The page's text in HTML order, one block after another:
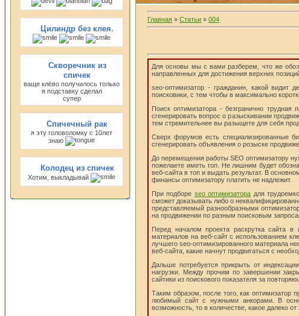
Цилиндр без клея.
Скворечник из
спичек
ваще клёво получилось только
я подставку сделал
супер
Спичечный рак
я эту головоломку с 10лет
знаю
Колодец из спичек
Хотим, выкладывай
Главная » Статьи » 004
Для основы мы с вами разберем, что же
направленных для достижения верхних
seo-оптимизатор - гражданин, какой видит
поисковики, с тем чтобы в максимально
Поиск оптимизатора - безгранично
сгенерировать вопрос о разыскивании
тем стремительнее вы разыщете для себя
Сверх форумов есть специализированные
сгенерировать объявления о розыске
До перемещения работы SEO оптимизатору
пожелаете иметь топ. Не лишним будет
веб-сайта в топ и выдать результат. В
финансы оптимизатору платить не надлежит.
При подборе seo оптимизатора для
сможет доказывать либо о
представляемый разнообразными
на продвижении по разным поисковым
Перед началом проекта раскрутка сайта в
материалов на веб-сайт с использованием
лучшего seo-оптимизированного материала
веб-сайта, какие начнут продвигаться с
Дальше потребуется прикрыть от
нагрузки. Между прочим по завершении
сайтики из поискового показателя за
Таким образом, после того, как оптимизатор
любимый сайт с нужными анкорами. В
возможность, то в количестве, какое далеко